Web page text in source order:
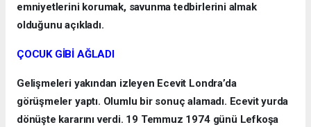
emniyetlerini korumak, savunma tedbirlerini almak
olduğunu açıkladı.
ÇOCUK GİBİ AĞLADI
Gelişmeleri yakından izleyen Ecevit Londra’da
görüşmeler yaptı. Olumlu bir sonuç alamadı. Ecevit yurda
dönüşte kararını verdi. 19 Temmuz 1974 günü Lefkoşa